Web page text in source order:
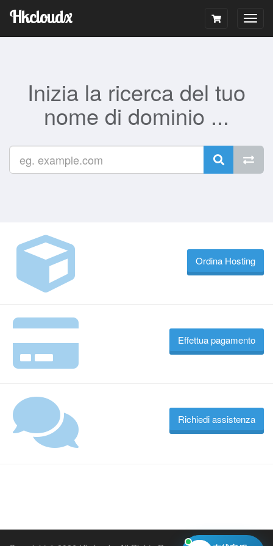
Hkcloudx
Inizia la ricerca del tuo
nome di dominio ...
Ordina Hosting
Effettua pagamento
Richiedi assistenza